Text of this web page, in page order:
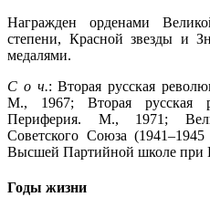
Награжден орденами
степени, Красной звезды и
медалями.
С о ч.: Вторая русская
М., 1967; Вторая русская
Периферия. М., 1971;
Советского Союза
Высшей Партийной школе
Годы жизни